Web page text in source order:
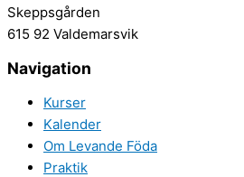
Skeppsgården
615 92 Valdemarsvik
Navigation
Kurser
Kalender
Om Levande Föda
Praktik